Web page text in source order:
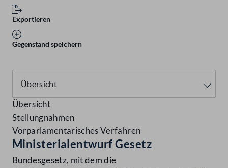
Exportieren
Gegenstand speichern
Übersicht
Stellungnahmen
Vorparlamentarisches Verfahren
Ministerialentwurf Gesetz
Bundesgesetz, mit dem die